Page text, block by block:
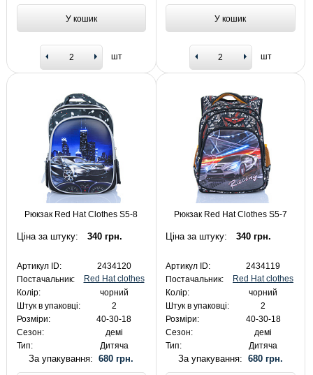
У кошик
шт
У кошик
шт
Рюкзак Red Hat Clothes S5-8
Ціна за штуку: 340 грн.
Артикул ID:
2434120
Постачальник:
Red Hat clothes
Колір:
чорний
Штук в упаковці:
2
Розміри:
40-30-18
Сезон:
демі
Тип:
Дитяча
За упакування:680 грн.
Рюкзак Red Hat Clothes S5-7
Ціна за штуку: 340 грн.
Артикул ID:
2434119
Постачальник:
Red Hat clothes
Колір:
чорний
Штук в упаковці:
2
Розміри:
40-30-18
Сезон:
демі
Тип:
Дитяча
За упакування: 680 грн.